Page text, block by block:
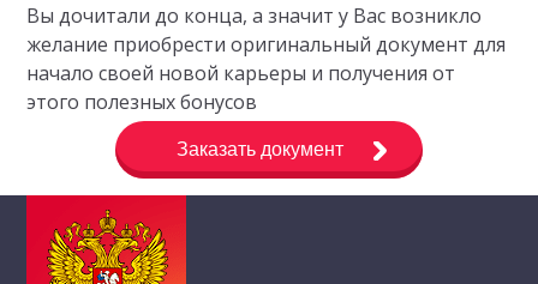
Вы дочитали до конца, а значит у Вас возникло
желание приобрести оригинальный документ для
начало своей новой карьеры и получения от
этого полезных бонусов
Заказать документ